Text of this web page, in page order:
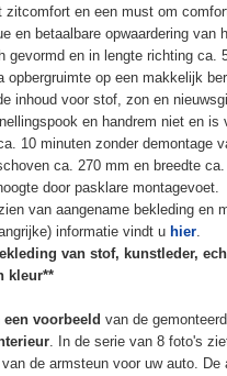
zitcomfort en een must om
en betaalbare opwaardering van
gevormd en in lengte richting ca.
opbergruimte op een makkelijk
inhoud voor stof, zon en
en handrem niet en is
10 minuten zonder demontage
ca. 270 mm en breedte
door pasklare montagevoet.
van aangename bekleding en
informatie vindt u hier.
van stof, kunstleder,
kleur**
een voorbeeld van de
. In de serie van 8 foto's
de armsteun voor uw auto. De